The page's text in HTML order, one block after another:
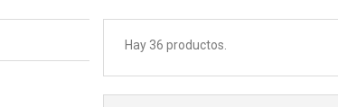
Hay 36 productos.